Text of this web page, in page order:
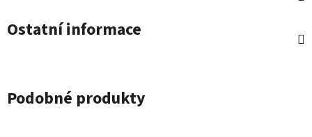
Ostatní informace
Podobné produkty